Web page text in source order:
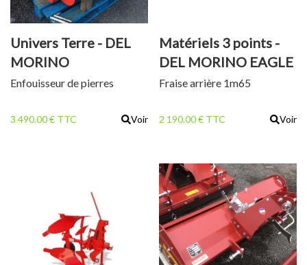
Univers Terre - DEL
MORINO
YELLOWSTONE 96
Enfouisseur de pierres
3 490.00 € TTC Voir
Matériels 3 points -
DEL MORINO EAGLE
165
Fraise arrière 1m65
2 190.00 € TTC Voir